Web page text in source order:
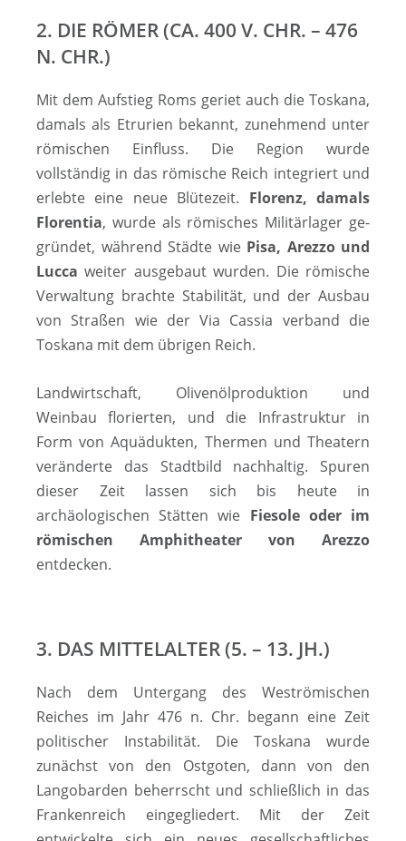
2. DIE RÖMER (CA. 400 V. CHR. – 476
N. CHR.)
Mit dem Aufstieg Roms geriet auch die Toskana,
damals als Etrurien bekannt, zunehmend unter
römischen Einfluss. Die Region wurde
vollständig in das römische Reich integriert und
erlebte eine neue Blütezeit. Florenz, damals
Florentia, wurde als römisches Militärlager ge­
grün­det, während Städte wie Pisa, Arezzo und
Lucca weiter ausgebaut wurden. Die römische
Verwaltung brachte Stabilität, und der Ausbau
von Straßen wie der Via Cassia verband die
Toskana mit dem übrigen Reich.
Landwirtschaft, Oli­ven­öl­pro­duk­tion und
Weinbau florierten, und die Infrastruktur in
Form von Aquädukten, Thermen und Theatern
veränderte das Stadtbild nach­hal­tig. Spuren
dieser Zeit lassen sich bis heute in
archäologischen Stätten wie Fiesole oder im
römischen Am­phi­the­ater von Arezzo
entdecken.
3. DAS MITTELALTER (5. – 13. JH.)
Nach dem Untergang des Weströmischen
Reiches im Jahr 476 n. Chr. begann eine Zeit
politischer Instabilität. Die Toskana wurde
zunächst von den Ostgoten, dann von den
Langobarden beherrscht und schließlich in das
Fran­­ken­­reich ein­ge­glie­dert. Mit der Zeit